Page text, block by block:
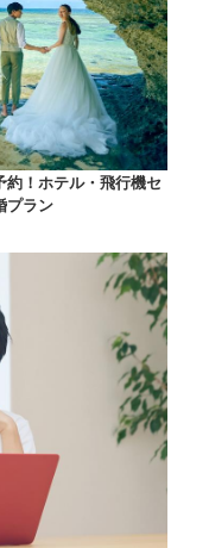
約！ホテル・飛行機セ
プラン